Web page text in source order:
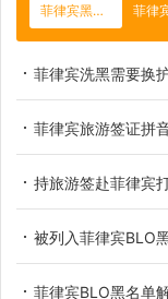
菲律宾黑名单
菲律宾洗黑需要换
菲律宾旅游签证拼音
持旅游签赴菲律宾
被列入菲律宾BLO
菲律宾BLO黑名单